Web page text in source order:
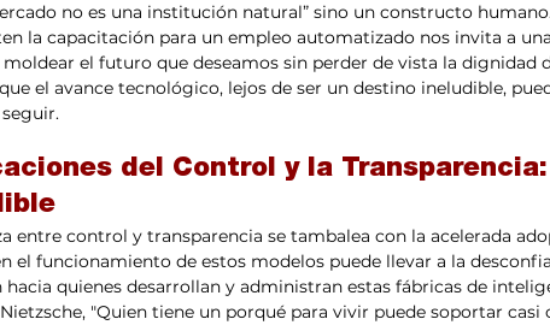
no es una institución natural” sino un constructo
la capacitación para un empleo automatizado nos invita a
el futuro que deseamos sin perder de vista la dignidad
el avance tecnológico, lejos de ser un destino ineludible,
del Control y la
el funcionamiento de estos modelos puede llevar a la
hacia quienes desarrollan y administran estas fábricas de
"Quien tiene un porqué para vivir puede soportar